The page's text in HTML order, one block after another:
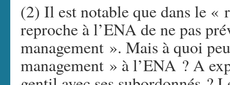
(2) Il est notable que dans le «
reproche à l’ENA de ne pas
management ». Mais à quoi
management » à l’ENA ? A